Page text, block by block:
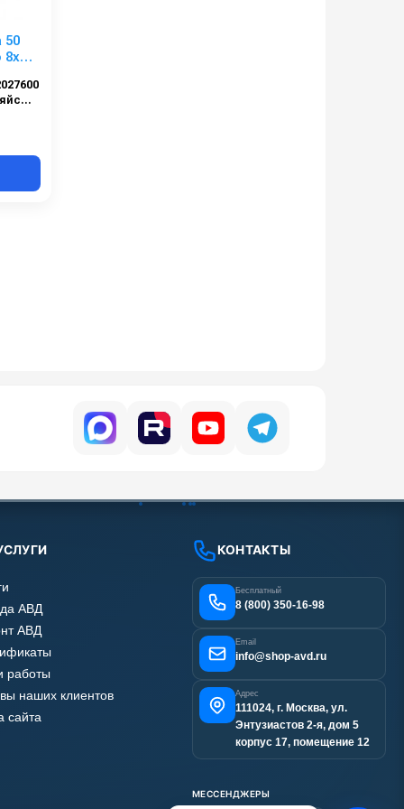
50
Сельскохозяйственный сегмент
АВД
АВД
работы
наших клиентов
сайта
КОНТАКТЫ
Бесплатный
8 (800) 350-16-98
Email
info@shop-avd.ru
Адрес
111024, г. Москва, ул.
Энтузиастов 2-я, дом 5
корпус 17, помещение 12
МЕССЕНДЖЕРЫ